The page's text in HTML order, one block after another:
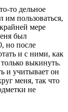
то дельное
им пользоваться,
мере
был
но после
и с ними, как
выкинуть.
и учитывает он
меня, так что
не